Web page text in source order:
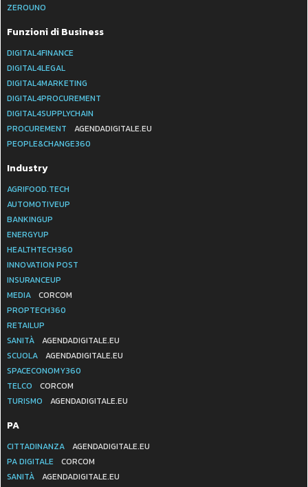
ZEROUNO
Funzioni di Business
DIGITAL4FINANCE
DIGITAL4LEGAL
DIGITAL4MARKETING
DIGITAL4PROCUREMENT
DIGITAL4SUPPLYCHAIN
PROCUREMENT
AGENDADIGITALE.EU
PEOPLE&CHANGE360
Industry
AGRIFOOD.TECH
AUTOMOTIVEUP
BANKINGUP
ENERGYUP
HEALTHTECH360
INNOVATION POST
INSURANCEUP
MEDIA
CORCOM
PROPTECH360
RETAILUP
SANITÀ
AGENDADIGITALE.EU
SCUOLA
AGENDADIGITALE.EU
SPACECONOMY360
TELCO
CORCOM
TURISMO
AGENDADIGITALE.EU
PA
CITTADINANZA
AGENDADIGITALE.EU
PA DIGITALE
CORCOM
SANITÀ
AGENDADIGITALE.EU